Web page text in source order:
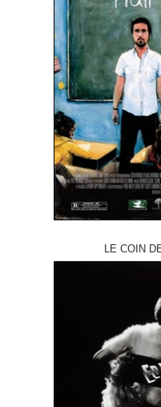
LE COIN